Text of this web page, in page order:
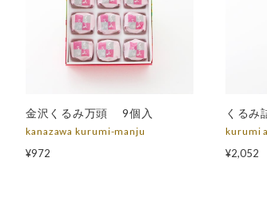
金沢くるみ万頭 9個入
kanazawa kurumi-manju
¥972
くる
kurumi
¥2,052